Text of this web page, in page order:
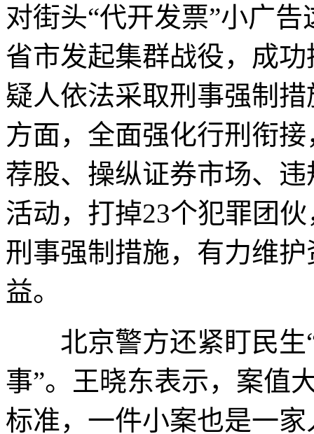
对街头“代开发票”小广
省市发起集群战役，成
疑人依法采取刑事强制
方面，全面强化行刑衔
荐股、操纵证券市场、
活动，打掉23个犯罪团
刑事强制措施，有力维
益。
北京警方还紧盯民生“
事”。王晓东表示，案值
标准，一件小案也是一